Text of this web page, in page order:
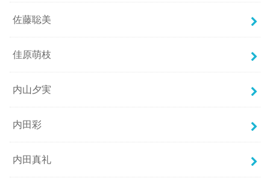
佐藤聡美
佳原萌枝
内山夕実
内田彩
内田真礼